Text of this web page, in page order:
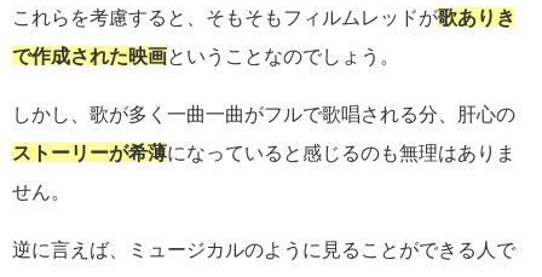
これらを考慮すると、そもそもフィルムレッドが歌ありき
で作成された映画ということなのでしょう。
しかし、歌が多く一曲一曲がフルで歌唱される分、肝心の
ストーリーが希薄になっていると感じるのも無理はありま
せん。
逆に言えば、ミュージカルのように見ることができる人で